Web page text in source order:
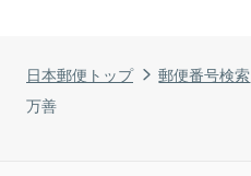
日本郵便トップ 郵便番号検索
万善